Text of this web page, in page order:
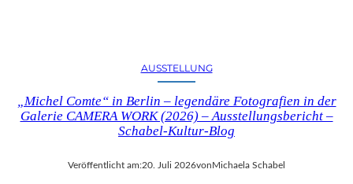
AUSSTELLUNG
„Michel Comte“ in Berlin – legendäre Fotografien in der
Galerie CAMERA WORK (2026) – Ausstellungsbericht –
Schabel-Kultur-Blog
Veröffentlicht am:20. Juli 2026von Michaela Schabel